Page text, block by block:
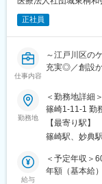
り良いクリニ
【診療科目】
＼活躍の場を
東京・埼玉・
を運営してい
す。
今後も事業拡
いことに挑戦
正社員
仕事内容
～江戸川区の
充実◎／創設
【業務内容】
江戸川区のケ
ます。
・事務長補佐
・人事業務（
・行政対応（
・病院経理
・設備、備品管
勤務地
＜勤務地詳細
篠崎1-11-1 勤
地内全面禁煙
【最寄り駅】
篠崎駅、妙典
給与
＜予定年収＞
年額（基本給